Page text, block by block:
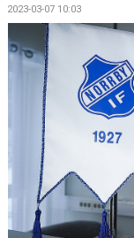
FÖRENINGEN
KALENDER
VÅRA LAG
MATCHER
NÄRA NORRBY
VÄRDEGRUND
2023-03-07 10:03